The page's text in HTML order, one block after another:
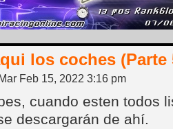
los coches (Parte
Feb 15, 2022 3:16 pm
cuando esten todos
descargarán de ahí.